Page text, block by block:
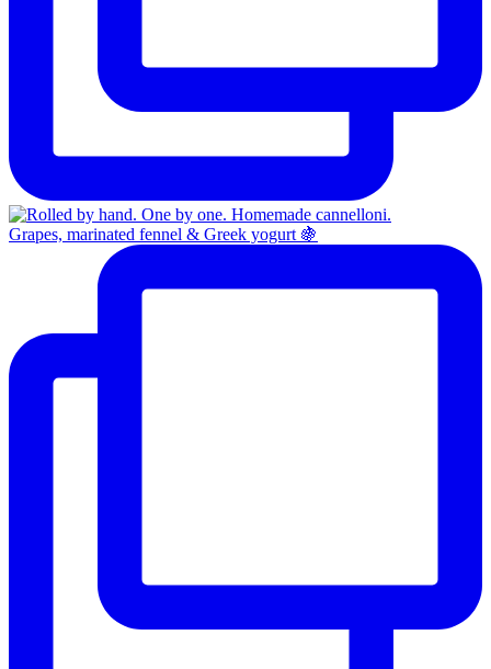
Grapes, marinated fennel & Greek yogurt 🍇